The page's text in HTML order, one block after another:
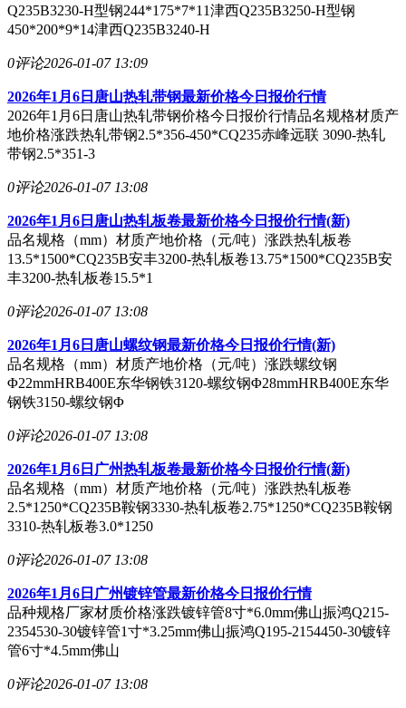
Q235B3230-H型钢244*175*7*11津西Q235B3250-H型钢
450*200*9*14津西Q235B3240-H
0评论2026-01-07 13:09
2026年1月6日唐山热轧带钢最新价格今日报价行情
2026年1月6日唐山热轧带钢价格今日报价行情品名规格材质产
地价格涨跌热轧带钢2.5*356-450*CQ235赤峰远联 3090-热轧
带钢2.5*351-3
0评论2026-01-07 13:08
2026年1月6日唐山热轧板卷最新价格今日报价行情(新)
品名规格（mm）材质产地价格（元/吨）涨跌热轧板卷
13.5*1500*CQ235B安丰3200-热轧板卷13.75*1500*CQ235B安
丰3200-热轧板卷15.5*1
0评论2026-01-07 13:08
2026年1月6日唐山螺纹钢最新价格今日报价行情(新)
品名规格（mm）材质产地价格（元/吨）涨跌螺纹钢
Φ22mmHRB400E东华钢铁3120-螺纹钢Φ28mmHRB400E东华
钢铁3150-螺纹钢Φ
0评论2026-01-07 13:08
2026年1月6日广州热轧板卷最新价格今日报价行情(新)
品名规格（mm）材质产地价格（元/吨）涨跌热轧板卷
2.5*1250*CQ235B鞍钢3330-热轧板卷2.75*1250*CQ235B鞍钢
3310-热轧板卷3.0*1250
0评论2026-01-07 13:08
2026年1月6日广州镀锌管最新价格今日报价行情
品种规格厂家材质价格涨跌镀锌管8寸*6.0mm佛山振鸿Q215-
2354530-30镀锌管1寸*3.25mm佛山振鸿Q195-2154450-30镀锌
管6寸*4.5mm佛山
0评论2026-01-07 13:08